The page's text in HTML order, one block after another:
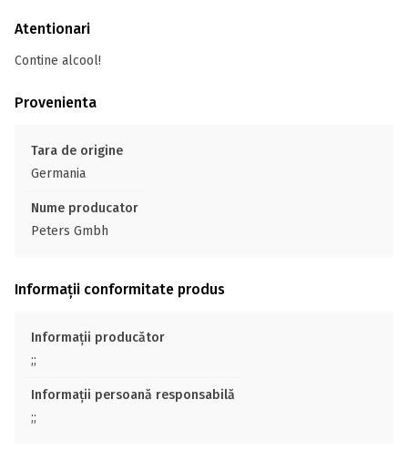
Atentionari
Contine alcool!
Provenienta
Tara de origine
Germania
Nume producator
Peters Gmbh
Informații conformitate produs
Informații producător
;;
Informații persoană responsabilă
;;